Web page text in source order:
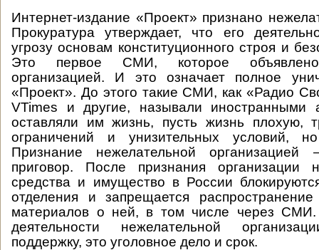
Интернет-издание «Проект» признано
Прокуратура утверждает, что его
угрозу основам конституционного строя и
Это первое СМИ, которое объявлено
организацией. И это означает полное
«Проект». До этого такие СМИ, как «Радио
VTimes и другие, называли иностранными
оставляли им жизнь, пусть жизнь плохую,
ограничений и унизительных условий,
Признание нежелательной
приговор. После признания организации
средства и имущество в России
отделения и запрещается
материалов о ней, в том числе через
деятельности нежелательной
поддержку, это уголовное дело и срок.